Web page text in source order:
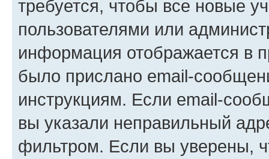
требуется, чтобы все новые
пользователями или
информация отображается в
было прислано email-
инструкциям. Если email-
вы указали неправильный
фильтром. Если вы уверены,